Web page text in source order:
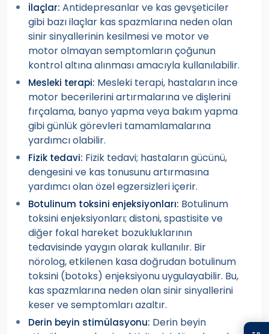
İlaçlar: Antidepresanlar ve kas gevşeticiler
gibi bazı ilaçlar kas spazmlarına neden olan
sinir sinyallerinin kesilmesi ve motor ve
motor olmayan semptomların çoğunun
kontrol altına alınması amacıyla kullanılabilir.
Mesleki terapi: Mesleki terapi, hastaların ince
motor becerilerini artırmalarına ve dişlerini
fırçalama, banyo yapma veya bakım yapma
gibi günlük görevleri tamamlamalarına
yardımcı olabilir.
Fizik tedavi: Fizik tedavi; hastaların gücünü,
dengesini ve kas tonusunu artırmasına
yardımcı olan özel egzersizleri içerir.
Botulinum toksini enjeksiyonları: Botulinum
toksini enjeksiyonları; distoni, spastisite ve
diğer fokal hareket bozukluklarının
tedavisinde yaygın olarak kullanılır. Bir
nörolog, etkilenen kasa doğrudan botulinum
toksini (botoks) enjeksiyonu uygulayabilir. Bu,
kas spazmlarına neden olan sinir sinyallerini
keser ve semptomları azaltır.
Derin beyin stimülasyonu: Derin beyin